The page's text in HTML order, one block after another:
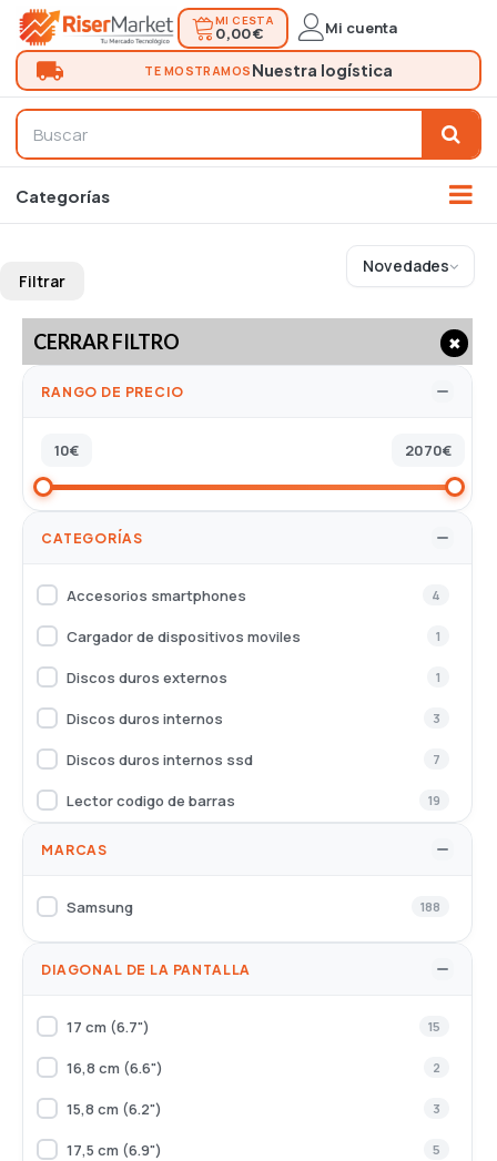
MI CESTA
0,00 € Mi cuenta
Filtrar
Novedades
CERRAR FILTRO ✖
RANGO DE PRECIO
10€ 2070€
CATEGORÍAS
Accesorios smartphones 4
Cargador de dispositivos moviles 1
Discos duros externos 1
Discos duros internos 3
Discos duros internos ssd 7
Lector codigo de barras 19
Memorias flash
Portatiles -equipos- 16
MARCAS
Samsung 188
DIAGONAL DE LA PANTALLA
17 cm (6.7") 15
16,8 cm (6.6") 2
15,8 cm (6.2") 3
17,5 cm (6.9") 5